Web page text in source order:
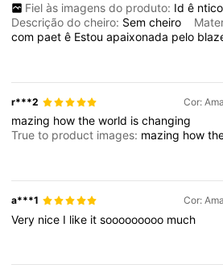
Fiel às imagens do produto: Id ê ntico
Descrição do cheiro: Semcheiro
com paetê Estouapaixonada pelo
quenãopegoubemacor.
r***2 Cor:
mazing howtheworld ischanging
True to product images: mazing how
a***1 Cor:
Very nice I like itsooooooooo much